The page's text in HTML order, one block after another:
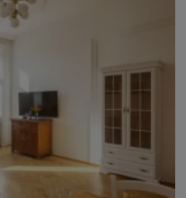
Informationen auf einem Endgerät.
Performance von Inhalten,
Partner (Lieferanten)